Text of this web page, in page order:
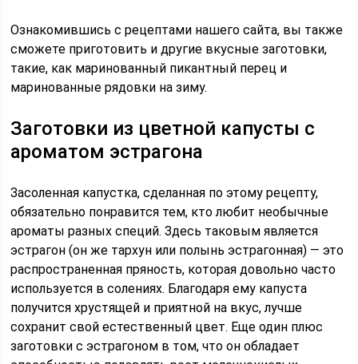
Ознакомившись с рецептами нашего сайта, вы также
сможете приготовить и другие вкусные заготовки,
такие, как маринованный пикантный перец и
маринованные рядовки на зиму.
Заготовки из цветной капусты с
ароматом эстрагона
Засоленная капустка, сделанная по этому рецепту,
обязательно понравится тем, кто любит необычные
ароматы разных специй. Здесь таковым является
эстрагон (он же тархун или полынь эстрагонная) — это
распространенная пряность, которая довольно часто
используется в солениях. Благодаря ему капуста
получится хрустящей и приятной на вкус, лучше
сохранит свой естественный цвет. Еще один плюс
заготовки с эстрагоном в том, что он обладает